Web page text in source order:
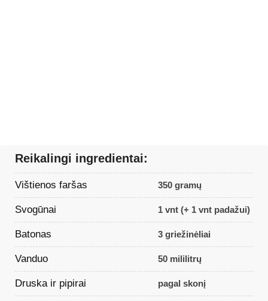
Reikalingi ingredientai:
Vištienos faršas 350 gramų
Svogūnai 1 vnt (+ 1 vnt padažui)
Batonas 3 griežinėliai
Vanduo 50 mililitrų
Druska ir pipirai pagal skonį